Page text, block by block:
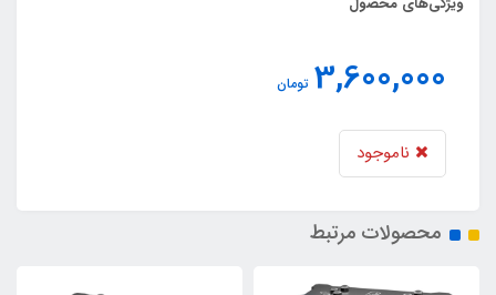
3,600,000 تومان
ناموجود
محصولات مرتبط